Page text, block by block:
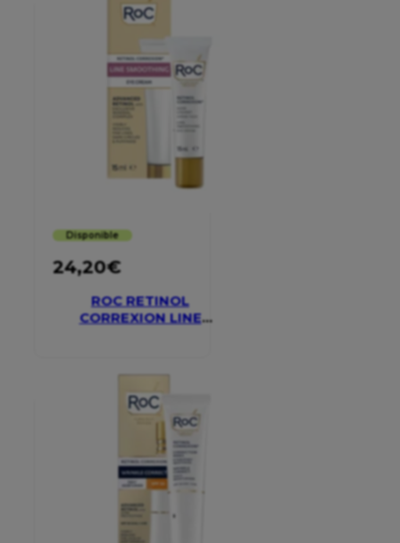
Disponible
24,20€
ROC RETINOL
CORREXION LINE